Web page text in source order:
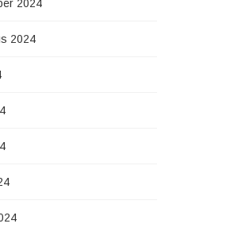
2024
2024